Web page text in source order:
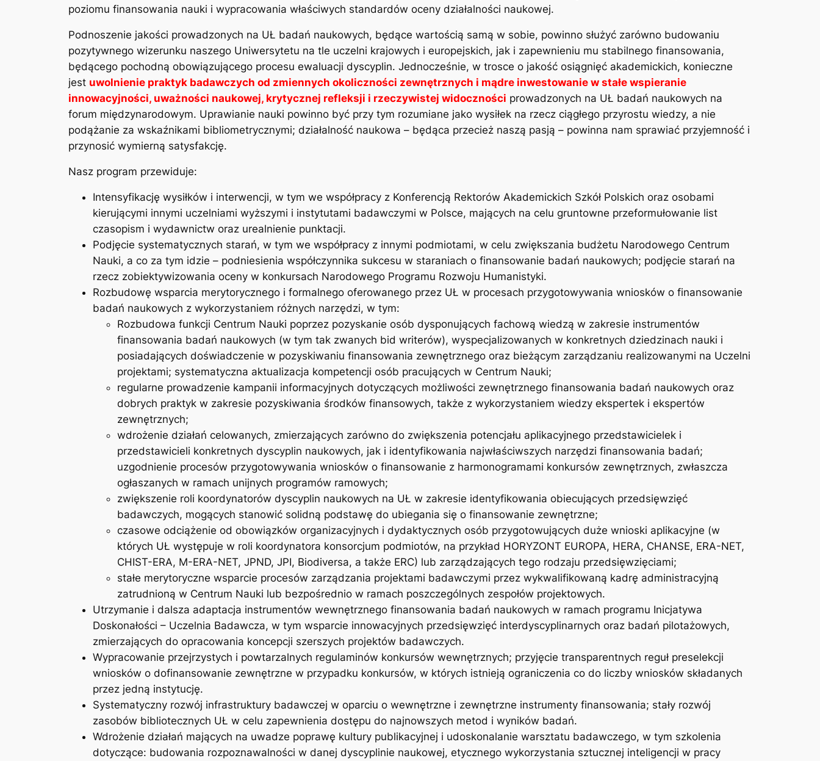
poziomu finansowania nauki i wypracowania właściwych standardów oceny działalności naukowej.
Podnoszenie jakości prowadzonych na UŁ badań naukowych, będące wartością samą w sobie, powinno służyć zarówno budowaniu
pozytywnego wizerunku naszego Uniwersytetu na tle uczelni krajowych i europejskich, jak i zapewnieniu mu stabilnego finansowania,
będącego pochodną obowiązującego procesu ewaluacji dyscyplin. Jednocześnie, w trosce o jakość osiągnięć akademickich, konieczne
jest uwolnienie praktyk badawczych od zmiennych okoliczności zewnętrznych i mądre inwestowanie w stałe wspieranie
innowacyjności, uważności naukowej, krytycznej refleksji i rzeczywistej widoczności prowadzonych na UŁ badań naukowych na
forum międzynarodowym. Uprawianie nauki powinno być przy tym rozumiane jako wysiłek na rzecz ciągłego przyrostu wiedzy, a nie
podążanie za wskaźnikami bibliometrycznymi; działalność naukowa – będąca przecież naszą pasją – powinna nam sprawiać przyjemność i
przynosić wymierną satysfakcję.
Nasz program przewiduje:
Intensyfikację wysiłków i interwencji, w tym we współpracy z Konferencją Rektorów Akademickich Szkół Polskich oraz osobami
kierującymi innymi uczelniami wyższymi i instytutami badawczymi w Polsce, mających na celu gruntowne przeformułowanie list
czasopism i wydawnictw oraz urealnienie punktacji.
Podjęcie systematycznych starań, w tym we współpracy z innymi podmiotami, w celu zwiększania budżetu Narodowego Centrum
Nauki, a co za tym idzie – podniesienia współczynnika sukcesu w staraniach o finansowanie badań naukowych; podjęcie starań na
rzecz zobiektywizowania oceny w konkursach Narodowego Programu Rozwoju Humanistyki.
Rozbudowę wsparcia merytorycznego i formalnego oferowanego przez UŁ w procesach przygotowywania wniosków o finansowanie
badań naukowych z wykorzystaniem różnych narzędzi, w tym:
Rozbudowa funkcji Centrum Nauki poprzez pozyskanie osób dysponujących fachową wiedzą w zakresie instrumentów
finansowania badań naukowych (w tym tak zwanych bid writerów), wyspecjalizowanych w konkretnych dziedzinach nauki i
posiadających doświadczenie w pozyskiwaniu finansowania zewnętrznego oraz bieżącym zarządzaniu realizowanymi na Uczelni
projektami; systematyczna aktualizacja kompetencji osób pracujących w Centrum Nauki;
regularne prowadzenie kampanii informacyjnych dotyczących możliwości zewnętrznego finansowania badań naukowych oraz
dobrych praktyk w zakresie pozyskiwania środków finansowych, także z wykorzystaniem wiedzy ekspertek i ekspertów
zewnętrznych;
wdrożenie działań celowanych, zmierzających zarówno do zwiększenia potencjału aplikacyjnego przedstawicielek i
przedstawicieli konkretnych dyscyplin naukowych, jak i identyfikowania najwłaściwszych narzędzi finansowania badań;
uzgodnienie procesów przygotowywania wniosków o finansowanie z harmonogramami konkursów zewnętrznych, zwłaszcza
ogłaszanych w ramach unijnych programów ramowych;
zwiększenie roli koordynatorów dyscyplin naukowych na UŁ w zakresie identyfikowania obiecujących przedsięwzięć
badawczych, mogących stanowić solidną podstawę do ubiegania się o finansowanie zewnętrzne;
czasowe odciążenie od obowiązków organizacyjnych i dydaktycznych osób przygotowujących duże wnioski aplikacyjne (w
których UŁ występuje w roli koordynatora konsorcjum podmiotów, na przykład HORYZONT EUROPA, HERA, CHANSE, ERA-NET,
CHIST-ERA, M-ERA-NET, JPND, JPI, Biodiversa, a także ERC) lub zarządzających tego rodzaju przedsięwzięciami;
stałe merytoryczne wsparcie procesów zarządzania projektami badawczymi przez wykwalifikowaną kadrę administracyjną
zatrudnioną w Centrum Nauki lub bezpośrednio w ramach poszczególnych zespołów projektowych.
Utrzymanie i dalsza adaptacja instrumentów wewnętrznego finansowania badań naukowych w ramach programu Inicjatywa
Doskonałości – Uczelnia Badawcza, w tym wsparcie innowacyjnych przedsięwzięć interdyscyplinarnych oraz badań pilotażowych,
zmierzających do opracowania koncepcji szerszych projektów badawczych.
Wypracowanie przejrzystych i powtarzalnych regulaminów konkursów wewnętrznych; przyjęcie transparentnych reguł preselekcji
wniosków o dofinansowanie zewnętrzne w przypadku konkursów, w których istnieją ograniczenia co do liczby wniosków składanych
przez jedną instytucję.
Systematyczny rozwój infrastruktury badawczej w oparciu o wewnętrzne i zewnętrzne instrumenty finansowania; stały rozwój
zasobów bibliotecznych UŁ w celu zapewnienia dostępu do najnowszych metod i wyników badań.
Wdrożenie działań mających na uwadze poprawę kultury publikacyjnej i udoskonalanie warsztatu badawczego, w tym szkolenia
dotyczące: budowania rozpoznawalności w danej dyscyplinie naukowej, etycznego wykorzystania sztucznej inteligencji w pracy